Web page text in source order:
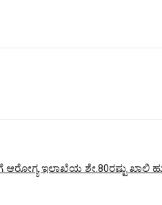
ಇಲಾಖೆಯ ಶೇ.80ರಷ್ಟು ಖಾಲಿ